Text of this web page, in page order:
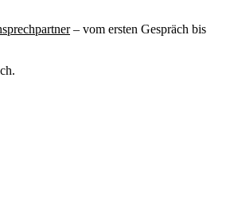
– vom ersten Gespräch bis